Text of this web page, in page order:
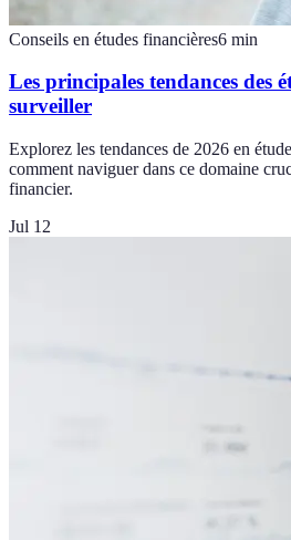
Conseils en études financières6 min
Les principales tendances des
surveiller
Explorez les tendances de 2026 en
comment naviguer dans ce domaine
financier.
Jul 12